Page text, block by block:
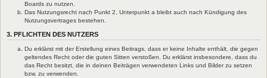
Boards zu nutzen.
Das Nutzungsrecht nach Punkt 2, Unterpunkt a bleibt auch nach Kündigung des
Nutzungsvertrages bestehen.
3. PFLICHTEN DES NUTZERS
Du erklärst mit der Erstellung eines Beitrags, dass er keine Inhalte enthält, die gegen
geltendes Recht oder die guten Sitten verstoßen. Du erklärst insbesondere, dass du
das Recht besitzt, die in deinen Beiträgen verwendeten Links und Bilder zu setzen
bzw. zu verwenden.